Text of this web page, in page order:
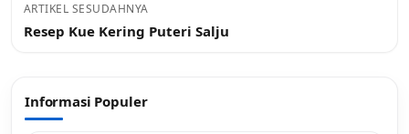
ARTIKEL SESUDAHNYA
Resep Kue Kering Puteri Salju
Informasi Populer